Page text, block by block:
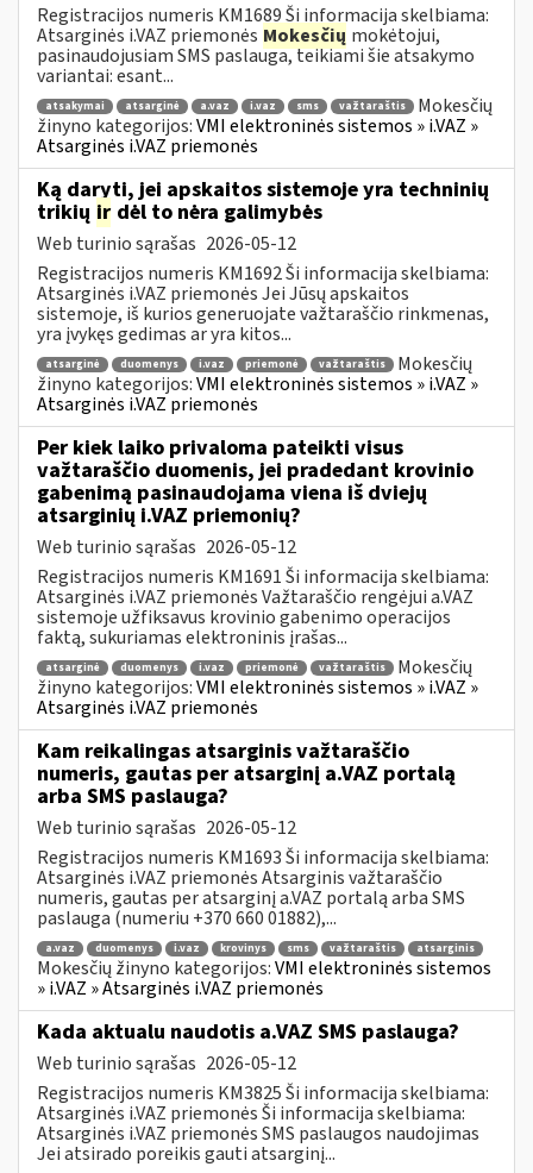
Registracijos numeris KM1689 Ši informacija skelbiama:
Atsarginės i.VAZ priemonės Mokesčių mokėtojui,
pasinaudojusiam SMS paslauga, teikiami šie atsakymo
variantai: esant...
atsakymai atsarginė a.vaz i.vaz sms važtaraštis
Mokesčių
žinyno kategorijos:VMI elektroninės sistemos » i.VAZ »
Atsarginės i.VAZ priemonės
Ką daryti, jei apskaitos sistemoje yra techninių
trikių ir dėl to nėra galimybės
Web turinio sąrašas 2026-05-12
Registracijos numeris KM1692 Ši informacija skelbiama:
Atsarginės i.VAZ priemonės Jei Jūsų apskaitos
sistemoje, iš kurios generuojate važtaraščio rinkmenas,
yra įvykęs gedimas ar yra kitos...
atsarginė duomenys i.vaz priemonė važtaraštis
Mokesčių
žinyno kategorijos:VMI elektroninės sistemos » i.VAZ »
Atsarginės i.VAZ priemonės
Per kiek laiko privaloma pateikti visus
važtaraščio duomenis, jei pradedant krovinio
gabenimą pasinaudojama viena iš dviejų
atsarginių i.VAZ priemonių?
Web turinio sąrašas 2026-05-12
Registracijos numeris KM1691 Ši informacija skelbiama:
Atsarginės i.VAZ priemonės Važtaraščio rengėjui a.VAZ
sistemoje užfiksavus krovinio gabenimo operacijos
faktą, sukuriamas elektroninis įrašas...
atsarginė duomenys i.vaz priemonė važtaraštis
Mokesčių
žinyno kategorijos:VMI elektroninės sistemos » i.VAZ »
Atsarginės i.VAZ priemonės
Kam reikalingas atsarginis važtaraščio
numeris, gautas per atsarginį a.VAZ portalą
arba SMS paslauga?
Web turinio sąrašas 2026-05-12
Registracijos numeris KM1693 Ši informacija skelbiama:
Atsarginės i.VAZ priemonės Atsarginis važtaraščio
numeris, gautas per atsarginį a.VAZ portalą arba SMS
paslauga (numeriu +370 660 01882),...
a.vaz duomenys i.vaz krovinys sms važtaraštis atsarginis
Mokesčių žinyno kategorijos:VMI elektroninės sistemos
» i.VAZ » Atsarginės i.VAZ priemonės
Kada aktualu naudotis a.VAZ SMS paslauga?
Web turinio sąrašas 2026-05-12
Registracijos numeris KM3825 Ši informacija skelbiama:
Atsarginės i.VAZ priemonės Ši informacija skelbiama:
Atsarginės i.VAZ priemonės SMS paslaugos naudojimas
Jei atsirado poreikis gauti atsarginį...